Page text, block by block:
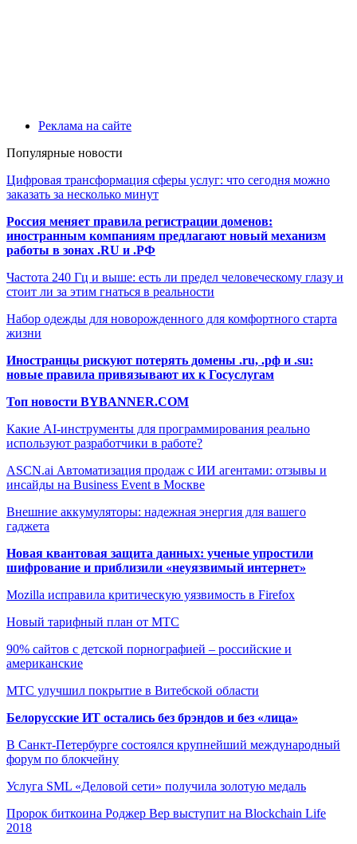
Реклама на сайте
Популярные новости
Цифровая трансформация сферы услуг: что сегодня можно
заказать за несколько минут
Россия меняет правила регистрации доменов:
иностранным компаниям предлагают новый механизм
работы в зонах .RU и .РФ
Частота 240 Гц и выше: есть ли предел человеческому глазу и
стоит ли за этим гнаться в реальности
Набор одежды для новорожденного для комфортного старта
жизни
Иностранцы рискуют потерять домены .ru, .рф и .su:
новые правила привязывают их к Госуслугам
Топ новости BYBANNER.COM
Какие AI-инструменты для программирования реально
используют разработчики в работе?
ASCN.ai Автоматизация продаж с ИИ агентами: отзывы и
инсайды на Business Event в Москве
Внешние аккумуляторы: надежная энергия для вашего
гаджета
Новая квантовая защита данных: ученые упростили
шифрование и приблизили «неуязвимый интернет»
Mozilla исправила критическую уязвимость в Firefox
Новый тарифный план от МТС
90% сайтов с детской порнографией – российские и
американские
МТС улучшил покрытие в Витебской области
Белорусские ИТ остались без брэндов и без «лица»
В Санкт-Петербурге состоялся крупнейший международный
форум по блокчейну
Услуга SML «Деловой сети» получила золотую медаль
Пророк биткоина Роджер Вер выступит на Blockchain Life
2018